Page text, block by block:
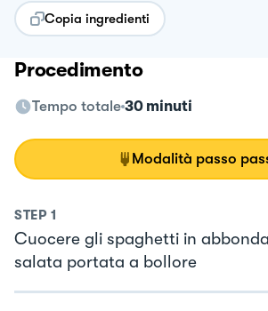
Copia ingredienti
Procedimento
Tempo totale 30 minuti
Modalità passo
STEP 1
Cuocere gli spaghetti in
salata portata a bollore